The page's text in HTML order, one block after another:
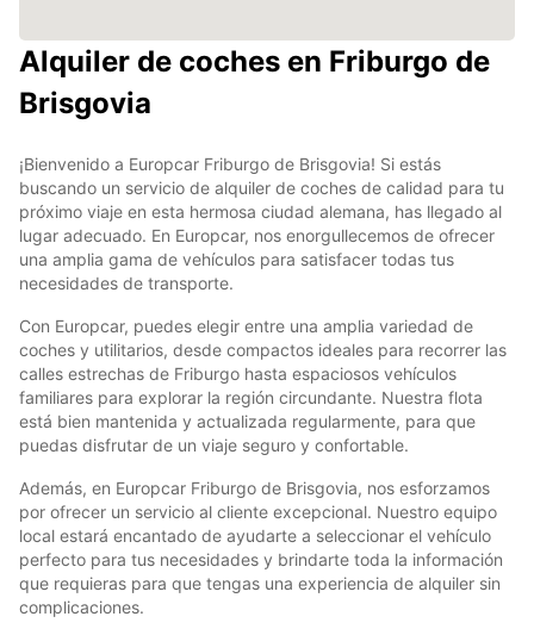
Alquiler de coches en Friburgo de
Brisgovia
¡Bienvenido a Europcar Friburgo de Brisgovia! Si estás
buscando un servicio de alquiler de coches de calidad para tu
próximo viaje en esta hermosa ciudad alemana, has llegado al
lugar adecuado. En Europcar, nos enorgullecemos de ofrecer
una amplia gama de vehículos para satisfacer todas tus
necesidades de transporte.
Con Europcar, puedes elegir entre una amplia variedad de
coches y utilitarios, desde compactos ideales para recorrer las
calles estrechas de Friburgo hasta espaciosos vehículos
familiares para explorar la región circundante. Nuestra flota
está bien mantenida y actualizada regularmente, para que
puedas disfrutar de un viaje seguro y confortable.
Además, en Europcar Friburgo de Brisgovia, nos esforzamos
por ofrecer un servicio al cliente excepcional. Nuestro equipo
local estará encantado de ayudarte a seleccionar el vehículo
perfecto para tus necesidades y brindarte toda la información
que requieras para que tengas una experiencia de alquiler sin
complicaciones.